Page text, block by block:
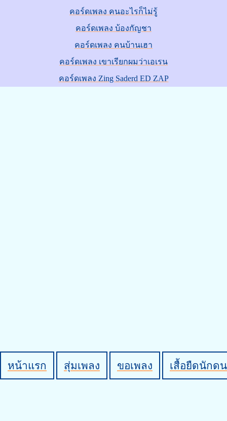
คอร์ดเพลง คนอะไรก็ไม่รู้
คอร์ดเพลง บ้องกัญชา
คอร์ดเพลง คนบ้านเฮา
คอร์ดเพลง เขาเรียกผมว่าเอเรน
คอร์ดเพลง Zing Saderd ED ZAP
หน้าแรก สุ่มเพลง ขอเพลง เสื้อยืดนักด